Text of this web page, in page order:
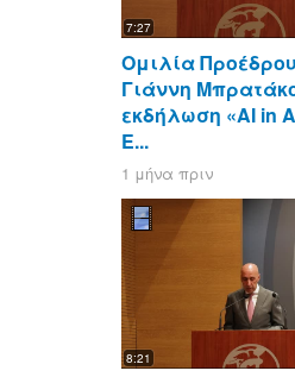
7:27
Ομιλία
Γιάννη
εκδήλωση «AI in
Ε...
1 μήνα πριν
8:21